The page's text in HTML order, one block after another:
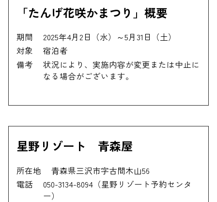
「たんげ花咲かまつり」概要
期間
2025年4月2日（水）～5月31日（土）
対象
宿泊者
備考
状況により、実施内容が変更または中止に
なる場合がございます。
星野リゾート 青森屋
所在地
⻘森県三沢市字古間木山56
電話
050-3134-8094（星野リゾート予約センタ
ー）